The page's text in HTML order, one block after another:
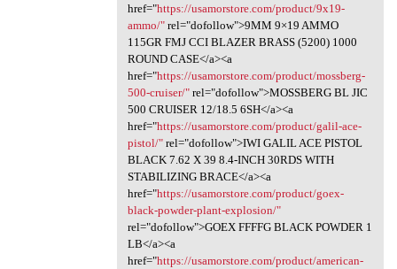
href="https://usamorstore.com/product/9x19-
ammo/"rel="dofollow">9MM 9×19 AMMO
115GR FMJ CCI BLAZER BRASS (5200) 1000
ROUND CASE</a><a
href="https://usamorstore.com/product/mossberg-
500-cruiser/"rel="dofollow">MOSSBERG BL JIC
500 CRUISER 12/18.5 6SH</a><a
href="https://usamorstore.com/product/galil-ace-
pistol/"rel="dofollow">IWI GALIL ACE PISTOL
BLACK 7.62 X 39 8.4-INCH 30RDS WITH
STABILIZING BRACE</a><a
href="https://usamorstore.com/product/goex-
black-powder-plant-explosion/"
rel="dofollow">GOEX FFFFG BLACK POWDER 1
LB</a><a
href="https://usamorstore.com/product/american-